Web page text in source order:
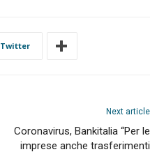
Twitter
Next article
Coronavirus, Bankitalia “Per le
imprese anche trasferimenti